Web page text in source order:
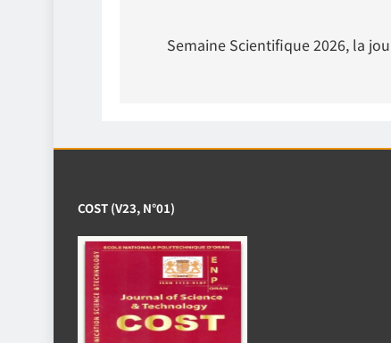
Semaine Scientifique 2026, la
COST (V23, N°01)